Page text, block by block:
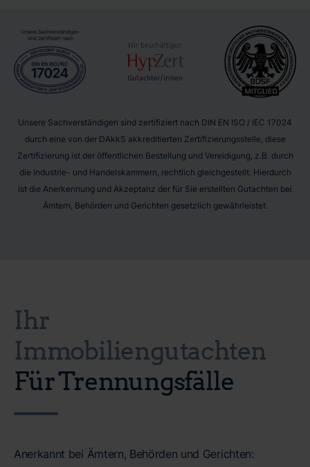
Unsere Sachverständigen sind zertifiziert nach DIN EN ISO / IEC 17024
durch eine von der DAkkS akkreditierten Zertifizierungsstelle, diese
Zertifizierung ist der öffentlichen Bestellung und Vereidigung, z.B. durch
die Industrie- und Handelskammern, rechtlich gleichgestellt. Hierdurch
ist die Anerkennung und Akzeptanz der für Sie erstellten Gutachten bei
Ämtern, Behörden und Gerichten gesetzlich gewährleistet.
Ihr
Immobiliengutachten
Für Trennungsfälle
Anerkannt bei Ämtern, Behörden und Gerichten: